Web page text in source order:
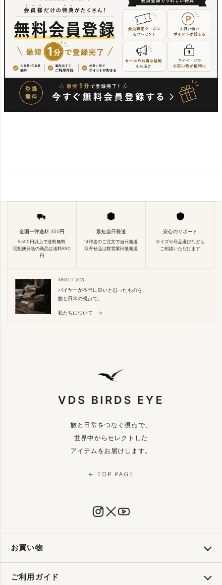
全国一律送料 350円
5,500円以上で送料無料
宅配便発送の商品は送料880
円
最短当日発送
14時迄のご注文で当日発送
取寄せ品は数営業日後発送
安心のサポート
サイズや商品選びなども
ご相談いただけます
ABOUT VDS
バイヤーが本当に良いと思ったものを、
旅と日常の視点で。
私たちについて →
VDS BIRDS EYE
旅と日常をつなぐ視点で、
世界中からセレクトした
アイテムをお届けします。
← TOP PAGE
お買い物
ご利用ガイド